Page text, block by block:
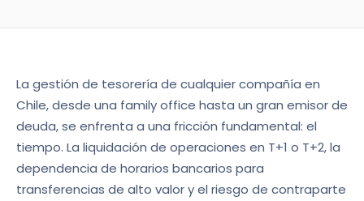
La gestión de tesorería de cualquier compañía en
Chile, desde una family office hasta un gran emisor de
deuda, se enfrenta a una fricción fundamental: el
tiempo. La liquidación de operaciones en T+1 o T+2, la
dependencia de horarios bancarios para
transferencias de alto valor y el riesgo de contraparte